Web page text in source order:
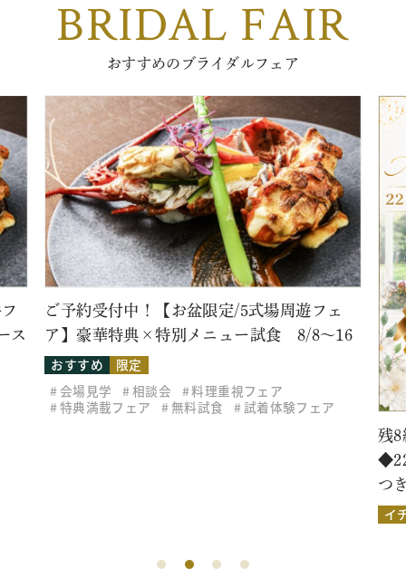
BRIDAL FAIR
おすすめのブライダルフェア
ス
ご予約受付中！【お盆限定/5式場周遊フェ
ア】豪華特典×特別メニュー試食 8/8～16
おすすめ
限定
会場見学
相談会
料理重視フェア
特典満載フェア
無料試食 試着体験フェア
残8
つ
イ